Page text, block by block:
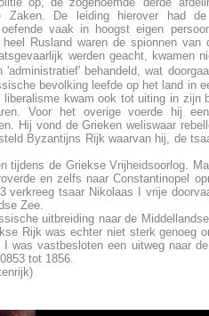
Zaken. De leiding hierover had
vaak in hoogst eigen
Rusland waren de spionnen van
werden geacht, kwamen
'administratief' behandeld, wat
bevolking leefde op het land in
kwam ook tot uiting in zijn
Voor het overige voerde hij
Hij vond de Grieken weliswaar
Byzantijns Rijk waarvan hij, de
tijdens de Griekse Vrijheidsoorlog.
en zelfs naar Constantinopel
verkreeg tsaar Nikolaas I vrije
Zee.
uitbreiding naar de
Rijk was echter niet sterk genoeg
was vastbesloten een uitweg naar
tot 1856.